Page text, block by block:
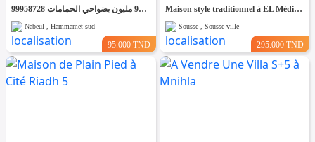
فرصصصة منزل للبيع ب 95 مليون بضواحي الحمامات 99958728
Nabeul , Hammamet sud
95.000 TND
Maison style traditionnel à EL Médina Sousse ouvre sur trois rues
Sousse , Sousse ville
295.000 TND